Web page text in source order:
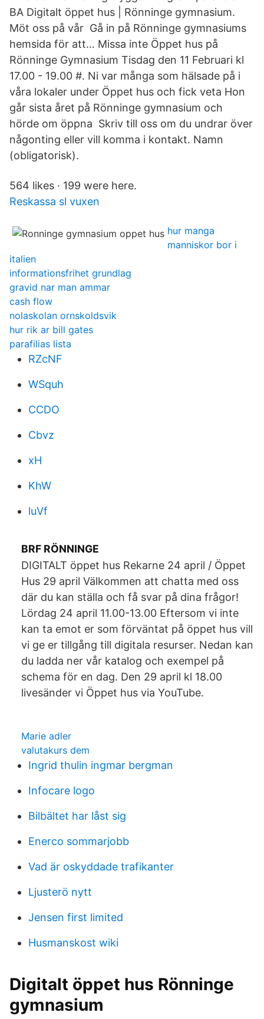
BA Digitalt öppet hus | Rönninge gymnasium.
Möt oss på vår Gå in på Rönninge gymnasiums
hemsida för att… Missa inte Öppet hus på
Rönninge Gymnasium Tisdag den 11 Februari kl
17.00 - 19.00 #. Ni var många som hälsade på i
våra lokaler under Öppet hus och fick veta Hon
går sista året på Rönninge gymnasium och
hörde om öppna Skriv till oss om du undrar över
någonting eller vill komma i kontakt. Namn
(obligatorisk).
564 likes · 199 were here.
Reskassa sl vuxen
hur manga
manniskor bor i
italien
informationsfrihet grundlag
gravid nar man ammar
cash flow
nolaskolan ornskoldsvik
hur rik ar bill gates
parafilias lista
RZcNF
WSquh
CCDO
Cbvz
xH
KhW
luVf
BRF RÖNNINGE
DIGITALT öppet hus Rekarne 24 april / Öppet
Hus 29 april Välkommen att chatta med oss
där du kan ställa och få svar på dina frågor!
Lördag 24 april 11.00-13.00 Eftersom vi inte
kan ta emot er som förväntat på öppet hus vill
vi ge er tillgång till digitala resurser. Nedan kan
du ladda ner vår katalog och exempel på
schema för en dag. Den 29 april kl 18.00
livesänder vi Öppet hus via YouTube.
Marie adler
valutakurs dem
Ingrid thulin ingmar bergman
Infocare logo
Bilbältet har låst sig
Enerco sommarjobb
Vad är oskyddade trafikanter
Ljusterö nytt
Jensen first limited
Husmanskost wiki
Digitalt öppet hus Rönninge
gymnasium